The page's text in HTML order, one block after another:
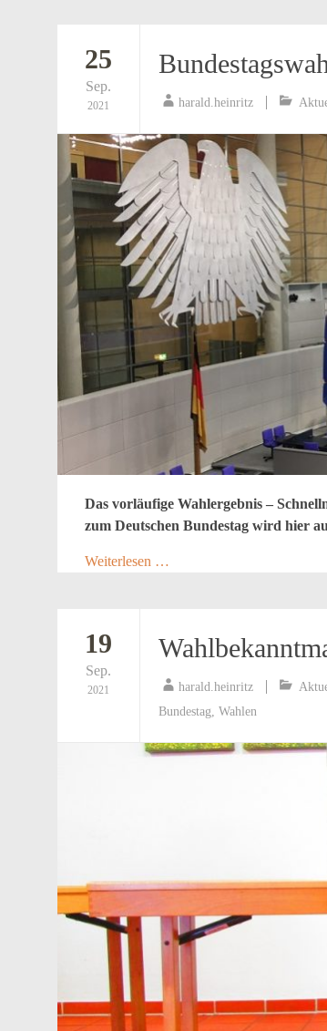
25
Sep.
2021 harald.heinritz
Das vorläufige Wahlergebnis –
zum Deutschen Bundestag wird hier
Weiterlesen …
19
Sep.
2021 harald.heinritz
Bundestag, Wahlen